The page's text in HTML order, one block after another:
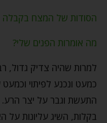
הסודות של המצח בקבלה
מה אומרות הפנים שלי?
למרות שהיה צדיק גדול,
כמעט ונכנע לפיתוי
התעשת וגבר על יצר
בקלות, השיג עליונות